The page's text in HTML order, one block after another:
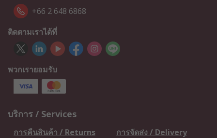
+66 2 648 6868
ติดตามเราได้ที่
พวกเรายอมรับ
บริการ / Services
การคืนสินค้า / Returns
การจัดส่ง / Delivery